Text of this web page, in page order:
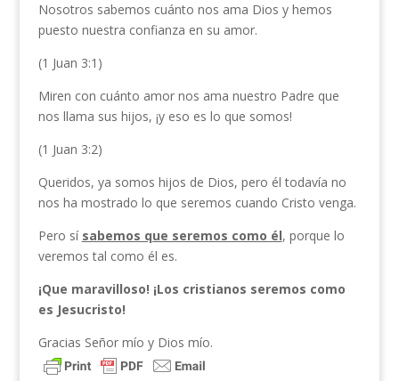
Nosotros sabemos cuánto nos ama Dios y hemos
puesto nuestra confianza en su amor.
(1 Juan 3:1)
Miren con cuánto amor nos ama nuestro Padre que
nos llama sus hijos, ¡y eso es lo que somos!
(1 Juan 3:2)
Queridos, ya somos hijos de Dios, pero él todavía no
nos ha mostrado lo que seremos cuando Cristo venga.
Pero sí sabemos que seremos como él, porque lo
veremos tal como él es.
¡Que maravilloso! ¡Los cristianos seremos como
es Jesucristo!
Gracias Señor mío y Dios mío.